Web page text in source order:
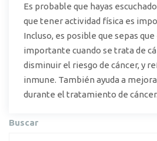
Es probable que hayas
que tener actividad física es
Incluso, es posible que sepas
importante cuando se trata de
disminuir el riesgo de cáncer, y
inmune. También ayuda a
durante el tratamiento de cáncer.
Buscar